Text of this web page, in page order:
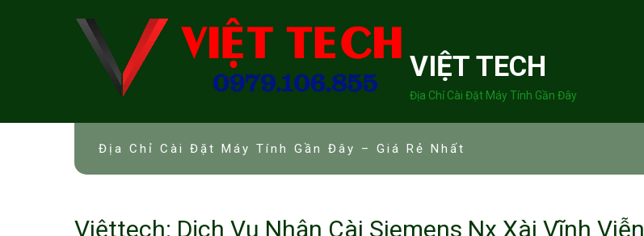
VIỆT TECH
Địa Chỉ Cài Đặt Máy Tính Gần Đây
Địa Chỉ Cài Đặt Máy Tính Gần Đây – Giá Rẻ Nhất
Việttech: Dịch Vụ Nhận Cài Siemens Nx Xài Vĩnh Viễn